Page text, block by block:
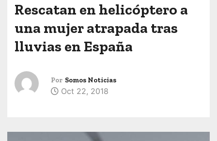
Rescatan en helicóptero a
una mujer atrapada tras
lluvias en España
Por Somos Noticias
Oct 22, 2018